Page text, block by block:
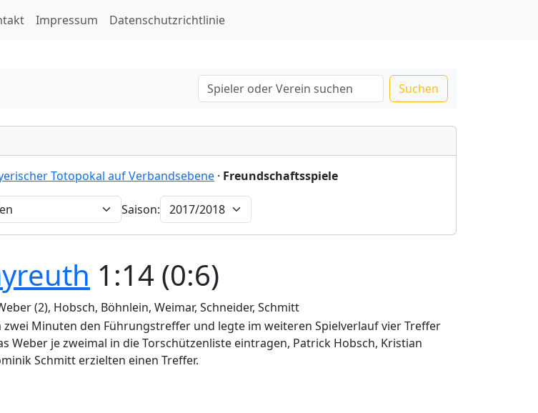
Impressum Datenschutzrichtlinie
Suchen
Totopokal auf Verbandsebene · Freundschaftsspiele
Saison:
1:14 (0:6)
(2), Hobsch, Böhnlein, Weimar, Schneider, Schmitt
Minuten den Führungstreffer und legte im weiteren Spielverlauf vier Treffer
Weber je zweimal in die Torschützenliste eintragen, Patrick Hobsch, Kristian
Schmitt erzielten einen Treffer.